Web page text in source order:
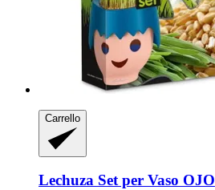
Carrello
Lechuza Set per Vaso OJO